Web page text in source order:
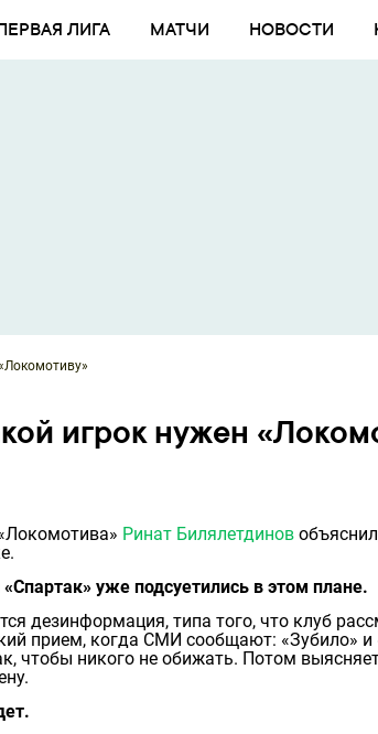
ЛИГА МАТЧИ НОВОСТИ
игрок нужен
Ринат Билялетдинов
«Спартак» уже подсуетились в этом плане.
дезинформация, типа того, что клуб
прием, когда СМИ сообщают: «Зубило» и
чтобы никого не обижать. Потом